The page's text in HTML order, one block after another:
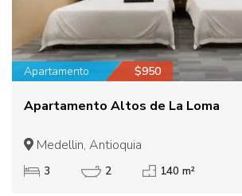
Apartamento $950
Apartamento Altos de La Loma
Medellin, Antioquia
3 2 140 m²